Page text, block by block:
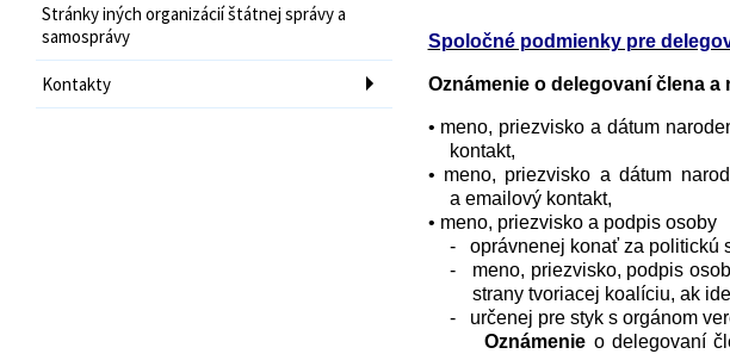
Stránky iných organizácií štátnej správy a
samosprávy
Kontakty
Spoločné podmienky pre
Oznámenie o delegovaní člena
• meno, priezvisko a dátum
kontakt,
• meno, priezvisko a dátum
a emailový kontakt,
• meno, priezvisko a podpis osoby
- oprávnenej konať za politickú
- meno, priezvisko, podpis
strany tvoriacej koalíciu, ak
- určenej pre styk s orgánom
Oznámenie o delegovaní